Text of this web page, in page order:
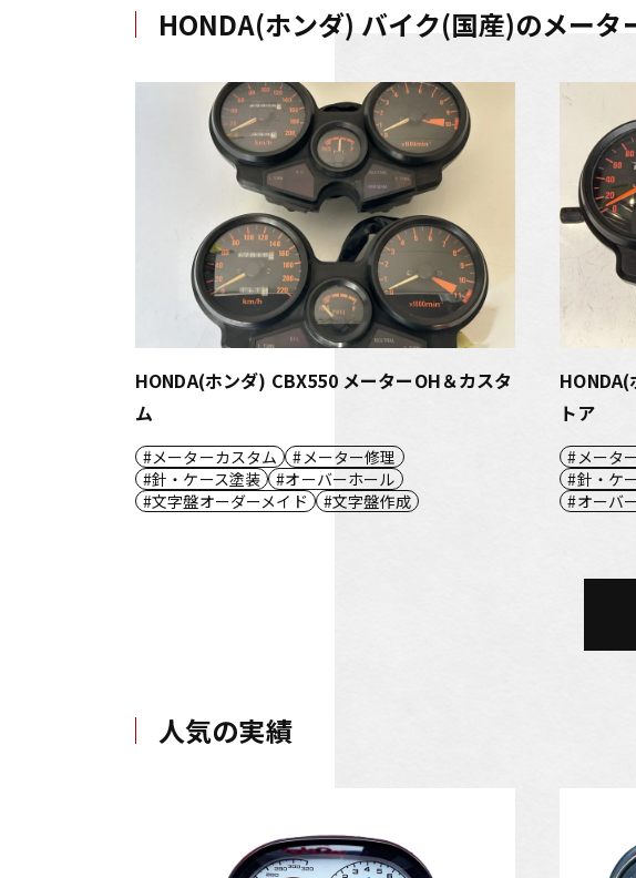
HONDA(ホンダ) バイク(国産)のメータ
HONDA(ホンダ) CBX550 メーターOH＆カスタ
ム
メーターカスタム
メーター修理
針・ケース塗装
オーバーホール
文字盤オーダーメイド
文字盤作成
トア
メータ
針・ケ
オーバ
人気の実績